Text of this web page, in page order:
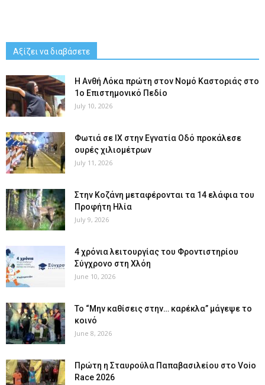
Αξίζει να διαβάσετε
Η Ανθή Λόκα πρώτη στον Νομό Καστοριάς στο
1ο Επιστημονικό Πεδίο
July 10, 2026
Φωτιά σε ΙΧ στην Εγνατία Οδό προκάλεσε
ουρές χιλιομέτρων
July 11, 2026
Στην Κοζάνη μεταφέρονται τα 14 ελάφια του
Προφήτη Ηλία
July 9, 2026
4 χρόνια λειτουργίας του Φροντιστηρίου
Σύγχρονο στη Χλόη
June 10, 2026
Το “Μην καθίσεις στην… καρέκλα” μάγεψε το
κοινό
June 8, 2026
Πρώτη η Σταυρούλα Παπαβασιλείου στο Voio
Race 2026